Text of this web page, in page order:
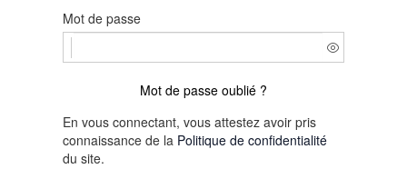
Mot de passe
Mot de passe oublié ?
En vous connectant, vous attestez avoir pris
connaissance de la Politique de confidentialité
du site.